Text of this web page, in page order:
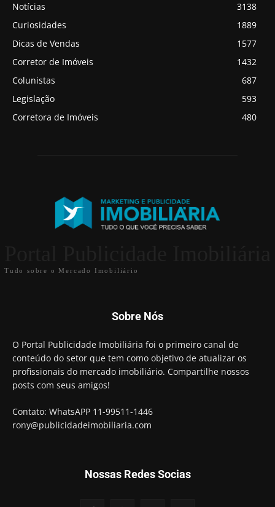
Notícias
3138
Curiosidades
1889
Dicas de Vendas
1577
Corretor de Imóveis
1432
Colunistas
687
Legislação
593
Corretora de Imóveis
480
Tudo sobre o Mercado Imobiliário
Sobre Nós
O Portal Publicidade Imobiliária foi o primeiro canal de
conteúdo do setor que tem como objetivo de atualizar os
profissionais do mercado imobiliário. Compartilhe nossos
posts com seus amigos!
Contato: WhatsAPP 11-99511-1446
rony@publicidadeimobiliaria.com
Nossas Redes Socias